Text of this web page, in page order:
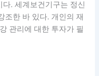
. 세계보건기구는 정신
조한 바 있다. 개인의 재
관리에 대한 투자가 필